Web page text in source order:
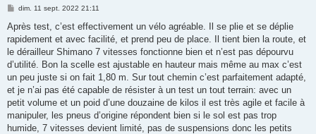
M
s
a
g
dim. 11 sept. 2022 21:11
Après test, c’est effectivement un vélo agréable. Il se plie et se déplie
rapidement et avec facilité, et prend peu de place. Il tient bien la route, et
le dérailleur Shimano 7 vitesses fonctionne bien et n’est pas dépourvu
d’utilité. Bon la scelle est ajustable en hauteur mais même au max c’est
un peu juste si on fait 1,80 m. Sur tout chemin c’est parfaitement adapté,
et je n’ai pas été capable de résister à un test un tout terrain: avec un
petit volume et un poid d’une douzaine de kilos il est très agile et facile à
manipuler, les pneus d’origine répondent bien si le sol est pas trop
humide, 7 vitesses devient limité, pas de suspensions donc les petits